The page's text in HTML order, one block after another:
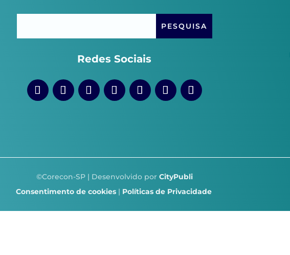
Redes Sociais
©Corecon-SP | Desenvolvido por CityPubli
Consentimento de cookies| Políticas de Privacidade